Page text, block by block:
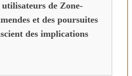
de Zone-
et des poursuites
des implications